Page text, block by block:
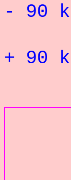
- 90
+ 90